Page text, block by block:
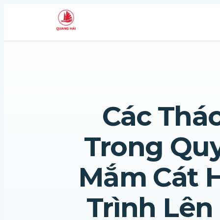
Các
Trong
Mắm Cát
Trình Lên